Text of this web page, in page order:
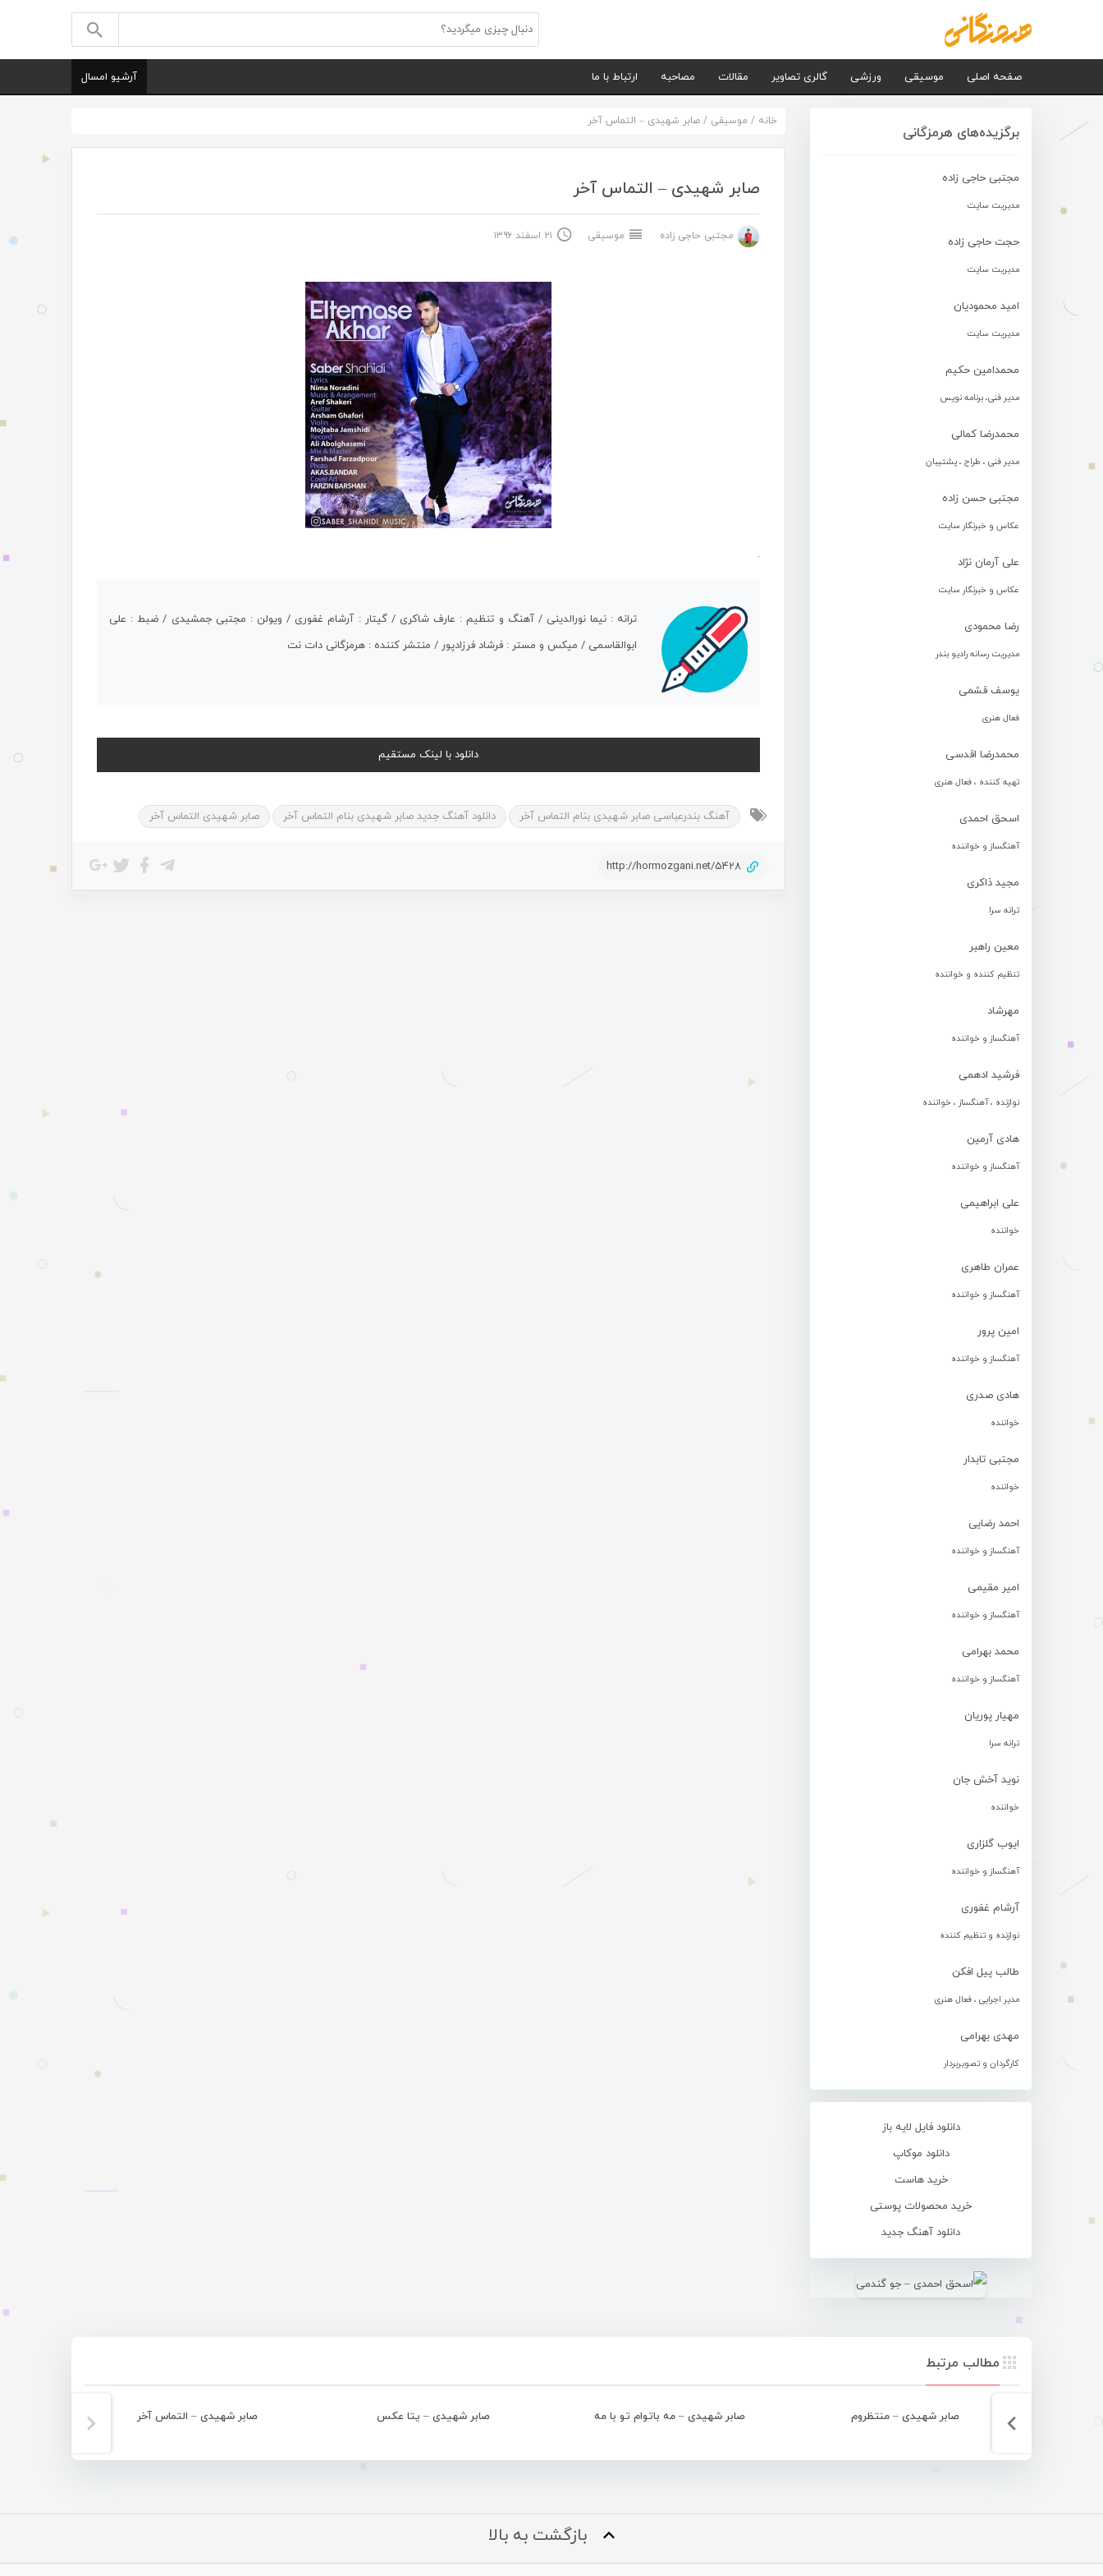
صفحه اصلی موسیقی ورزشی گالری تصاویر مقالات مصاحبه ارتباط با ما آرشیو امسال
برگزیده‌های هرمزگانی
مجتبی حاجی زاده
مدیریت سایت
حجت حاجی زاده
مدیریت سایت
امید محمودیان
مدیریت سایت
محمدامین حکیم
مدیر فنی، برنامه نویس
محمدرضا کمالی
مدیر فنی ، طراح ، پشتیبان
مجتبی حسن زاده
عکاس و خبرنگار سایت
علی آرمان نژاد
عکاس و خبرنگار سایت
رضا محمودی
مدیریت رسانه رادیو بندر
یوسف قشمی
فعال هنری
محمدرضا اقدسی
تهیه کننده ، فعال هنری
اسحق احمدی
آهنگساز و خواننده
مجید ذاکری
ترانه سرا
معین راهبر
تنظیم کننده و خواننده
مهرشاد
آهنگساز و خواننده
فرشید ادهمی
نوازنده ، آهنگساز ، خواننده
هادی آرمین
آهنگساز و خواننده
علی ابراهیمی
خواننده
عمران طاهری
آهنگساز و خواننده
امین پرور
آهنگساز و خواننده
هادی صدری
خواننده
مجتبی تابدار
خواننده
احمد رضایی
آهنگساز و خواننده
امیر مقیمی
آهنگساز و خواننده
محمد بهرامی
آهنگساز و خواننده
مهیار پوریان
ترانه سرا
نوید آخش جان
خواننده
ایوب گلزاری
آهنگساز و خواننده
آرشام غفوری
نوازنده و تنظیم کننده
طالب پیل افکن
مدیر اجرایی ، فعال هنری
مهدی بهرامی
کارگردان و تصویربردار
دانلود فایل لایه باز
دانلود موکاپ
خرید هاست
خرید محصولات پوستی
دانلود آهنگ جدید
خانه / موسیقی / صابر شهیدی – التماس آخر
صابر شهیدی – التماس آخر
مجتبی حاجی زاده موسیقی ۲۱ اسفند ۱۳۹۶
.
ترانه : نیما نورالدینی / آهنگ و تنظیم : عارف شاکری / گیتار : آرشام غفوری / ویولن : مجتبی جمشیدی / ضبط : علی
ابوالقاسمی / میکس و مستر : فرشاد فرزادپور / منتشر کننده : هرمزگانی دات نت
دانلود با لینک مستقیم
آهنگ بندرعباسی صابر شهیدی بنام التماس آخر دانلود آهنگ جدید صابر شهیدی بنام التماس آخر صابر شهیدی التماس آخر
http://hormozgani.net/5428
مطالب مرتبط
صابر شهیدی – منتظروم صابر شهیدی – مه باتوام تو با مه صابر شهیدی – یتا عکس صابر شهیدی – التماس آخر
بازگشت به بالا